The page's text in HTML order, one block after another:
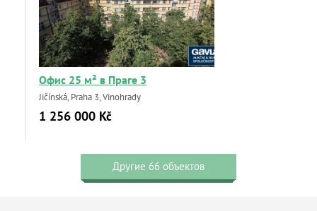
Офис 25 м² в Праге 3
Jičínská, Praha 3, Vinohrady
1 256 000 Kč
Другие 66 объектов